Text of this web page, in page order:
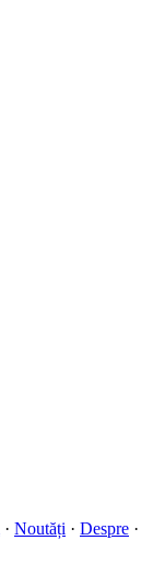
· Noutăți · Despre ·